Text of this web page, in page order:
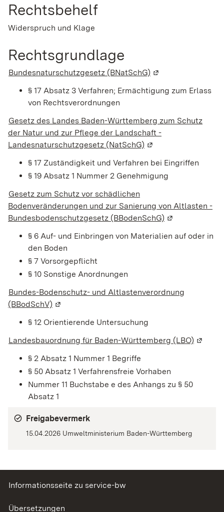
Rechtsbehelf
Widerspruch und Klage
Rechtsgrundlage
Bundesnaturschutzgesetz (BNatSchG) (Wird in einem
§ 17 Absatz 3 Verfahren; Ermächtigung zum Erlass
von Rechtsverordnungen
Gesetz des Landes Baden-Württemberg zum Schutz
der Natur und zur Pflege der Landschaft -
Landesnaturschutzgesetz (NatSchG) (Wird in einem
§ 17 Zuständigkeit und Verfahren bei Eingriffen
§ 19 Absatz 1 Nummer 2 Genehmigung
Gesetz zum Schutz vor schädlichen
Bodenveränderungen und zur Sanierung von Altlasten -
Bundesbodenschutzgesetz (BBodenSchG) (Wird in einem
§ 6 Auf- und Einbringen von Materialien auf oder in
den Boden
§ 7 Vorsorgepflicht
§ 10 Sonstige Anordnungen
Bundes-Bodenschutz- und Altlastenverordnung
(BBodSchV) (Wird in einem neuen Fenster geöffnet)
§ 12 Orientierende Untersuchung
Landesbauordnung für Baden-Württemberg (LBO) (Wird
§ 2 Absatz 1 Nummer 1 Begriffe
§ 50 Absatz 1 Verfahrensfreie Vorhaben
Nummer 11 Buchstabe e des Anhangs zu § 50
Absatz 1
Freigabevermerk
15.04.2026 Umweltministerium Baden-Württemberg
Informationsseite zu service-bw
Übersetzungen